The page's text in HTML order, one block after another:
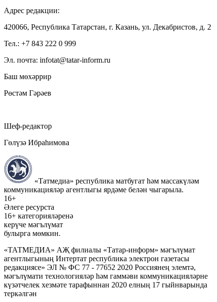
Адрес редакции:
420066, Республика Татарстан, г. Казань, ул. Декабристов, д. 2
Тел.: +7 843 222 0 999
Эл. почта: infotat@tatar-inform.ru
Баш мөхәррир
Рөстәм Гәрәев
Шеф-редактор
Гөлүзә Ибраһимова
«Татмедиа» республика матбугат һәм массакүләм
коммуникацияләр агентлыгы ярдәме белән чыгарыла.
16+
Әлеге ресурста
16+ категорияләренә
керүче мәгълүмат
булырга мөмкин.
«ТАТМЕДИА» АҖ филиалы «Татар-информ» мәгълүмат
агентлыгының Интертат республика электрон газетасы
редакциясе» ЭЛ № ФС 77 - 77652 2020 Россиянең элемтә,
мәгълүмати технологияләр һәм гаммәви коммуникацияләрне
күзәтчелек хезмәте тарафыннан 2020 елның 17 гыйнварында
теркәлгән